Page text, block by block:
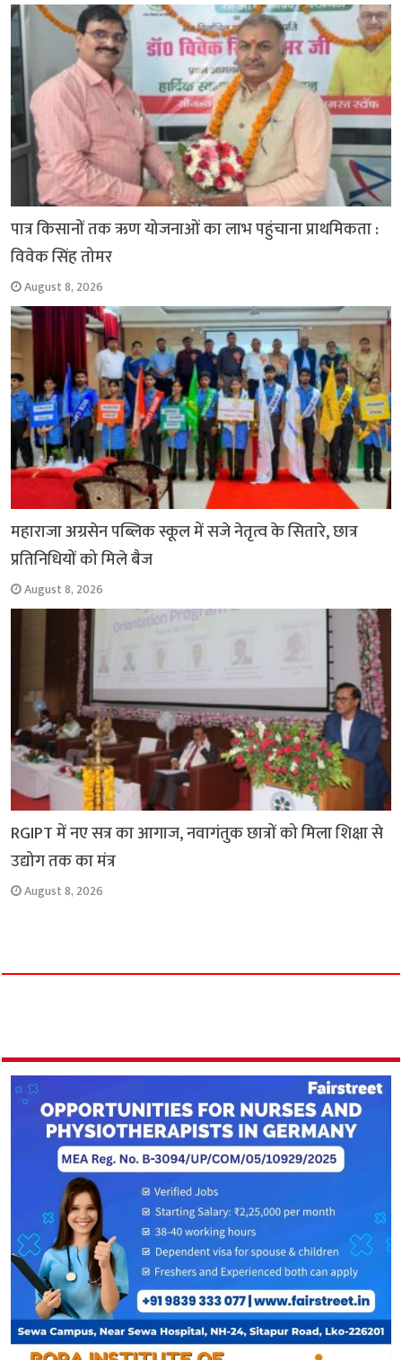
k
p
m
k
पात्र किसानों तक ऋण योजनाओं का लाभ पहुंचाना प्राथमिकता :
विवेक सिंह तोमर
August 8, 2026
महाराजा अग्रसेन पब्लिक स्कूल में सजे नेतृत्व के सितारे, छात्र
प्रतिनिधियों को मिले बैज
August 8, 2026
RGIPT में नए सत्र का आगाज, नवागंतुक छात्रों को मिला शिक्षा से
उद्योग तक का मंत्र
August 8, 2026